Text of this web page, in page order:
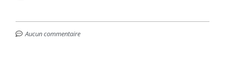
Aucun commentaire